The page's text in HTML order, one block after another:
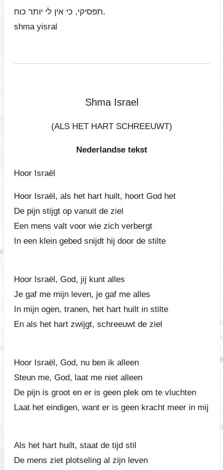
תפסיקי, כי אין לי יותר כוח.
shma yisral
Shma Israel
(ALS HET HART SCHREEUWT)
Nederlandse tekst
Hoor Israël
Hoor Israël, als het hart huilt, hoort God het
De pijn stijgt op vanuit de ziel
Een mens valt voor wie zich verbergt
In een klein gebed snijdt hij door de stilte
Hoor Israël, God, jij kunt alles
Je gaf me mijn leven, je gaf me alles
In mijn ogen, tranen, het hart huilt in stilte
En als het hart zwijgt, schreeuwt de ziel
Hoor Israël, God, nu ben ik alleen
Steun me, God, laat me niet alleen
De pijn is groot en er is geen plek om te vluchten
Laat het eindigen, want er is geen kracht meer in mij
Als het hart huilt, staat de tijd stil
De mens ziet plotseling al zijn leven